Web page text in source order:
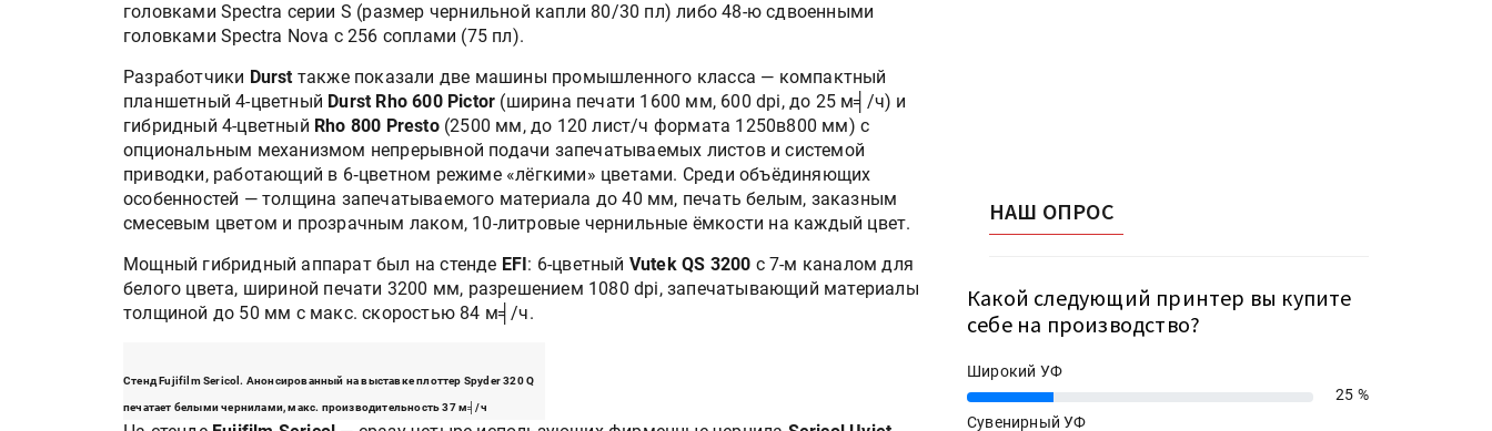
головками Spectra серии S (размер чернильной капли 80/30 пл) либо 48-ю сдвоенными
головками Spectra Nova с 256 соплами (75 пл).
Разработчики Durst также показали две машины промышленного класса — компактный
планшетный 4-цветный Durst Rho 600 Pictor (ширина печати 1600 мм, 600 dpi, до 25 м╡/ч) и
гибридный 4-цветный Rho 800 Presto(2500 мм, до 120 лист/ч формата 1250в800 мм) с
опциональным механизмом непрерывной подачи запечатываемых листов и системой
приводки, работающий в 6‑цветном режиме «лёгкими» цветами. Среди объёдиняющих
особенностей — толщина запечатываемого материала до 40 мм, печать белым, заказным
смесевым цветом и прозрачным лаком, 10-литровые чернильные ёмкости на каждый цвет.
Мощный гибридный аппарат был на стенде EFI: 6-цветный Vutek QS 3200 с 7-м каналом для
белого цвета, шириной печати 3200 мм, разрешением 1080 dpi, запечатывающий материалы
толщиной до 50 мм с макс. скоростью 84 м╡/ч.
Стенд Fujifilm Sericol. Анонсированный на выставке плоттер Spyder 320 Q
печатает белыми чернилами, макс. производительность 37 м╡/ч
НАШ ОПРОС
Какой следующий принтер вы купите
себе на производство?
Широкий УФ
25%
25 %
Сувенирный УФ